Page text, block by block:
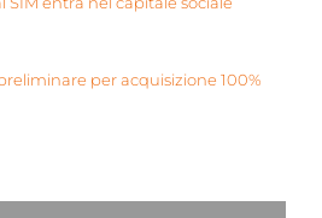
per acquisizione 100%